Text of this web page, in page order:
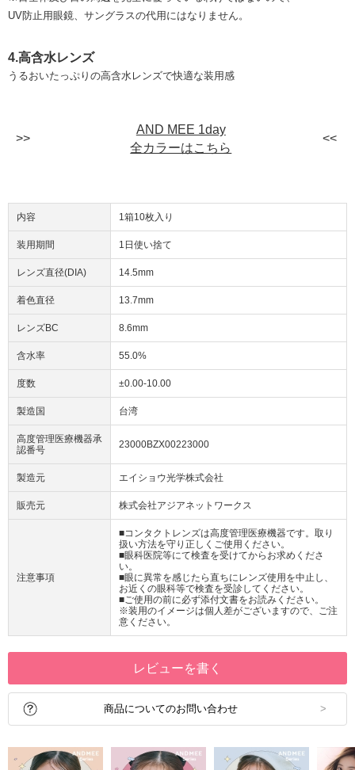
UV防止用眼鏡、サングラスの代用にはなりません。
4.高含水レンズ
うるおいたっぷりの高含水レンズで快適な装用感
AND MEE 1day
全カラーはこちら
内容 1箱10枚入り
装用期間 1日使い捨て
レンズ直径(DIA) 14.5mm
着色直径 13.7mm
レンズBC 8.6mm
含水率 55.0%
度数 ±0.00-10.00
製造国 台湾
高度管理医療機器承
認番号
23000BZX00223000
製造元 エイショウ光学株式会社
販売元 株式会社アジアネットワークス
注意事項
■コンタクトレンズは高度管理医療機器です。取り
扱い方法を守り正しくご使用ください。
■眼科医院等にて検査を受けてからお求めくださ
い。
■眼に異常を感じたら直ちにレンズ使用を中止し、
お近くの眼科等で検査を受診してください。
■ご使用の前に必ず添付文書をお読みください。
※装用のイメージは個人差がございますので、ご注
意ください。
レビューを書く
商品についてのお問い合わせ